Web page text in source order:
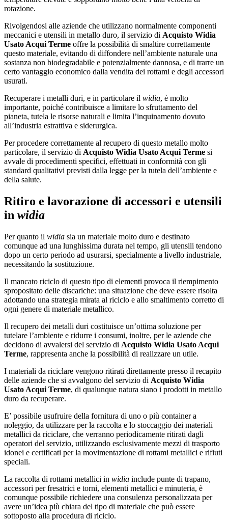
rotazione.
Rivolgendosi alle aziende che utilizzano normalmente componenti
meccanici e utensili in metallo duro, il servizio di Acquisto Widia
Usato Acqui Terme offre la possibilità di smaltire correttamente
questo materiale, evitando di diffondere nell’ambiente naturale una
sostanza non biodegradabile e potenzialmente dannosa, e di trarre un
certo vantaggio economico dalla vendita dei rottami e degli accessori
usurati.
Recuperare i metalli duri, e in particolare il widia, è molto
importante, poiché contribuisce a limitare lo sfruttamento del
pianeta, tutela le risorse naturali e limita l’inquinamento dovuto
all’industria estrattiva e siderurgica.
Per procedere correttamente al recupero di questo metallo molto
particolare, il servizio di Acquisto Widia Usato Acqui Terme si
avvale di procedimenti specifici, effettuati in conformità con gli
standard qualitativi previsti dalla legge per la tutela dell’ambiente e
della salute.
Ritiro e lavorazione di accessori e utensili
in widia
Per quanto il widia sia un materiale molto duro e destinato
comunque ad una lunghissima durata nel tempo, gli utensili tendono
dopo un certo periodo ad usurarsi, specialmente a livello industriale,
necessitando la sostituzione.
Il mancato riciclo di questo tipo di elementi provoca il riempimento
spropositato delle discariche: una situazione che deve essere risolta
adottando una strategia mirata al riciclo e allo smaltimento corretto di
ogni genere di materiale metallico.
Il recupero dei metalli duri costituisce un’ottima soluzione per
tutelare l’ambiente e ridurre i consumi, inoltre, per le aziende che
decidono di avvalersi del servizio di Acquisto Widia Usato Acqui
Terme, rappresenta anche la possibilità di realizzare un utile.
I materiali da riciclare vengono ritirati direttamente presso il recapito
delle aziende che si avvalgono del servizio di Acquisto Widia
Usato Acqui Terme, di qualunque natura siano i prodotti in metallo
duro da recuperare.
E’ possibile usufruire della fornitura di uno o più container a
noleggio, da utilizzare per la raccolta e lo stoccaggio dei materiali
metallici da riciclare, che verranno periodicamente ritirati dagli
operatori del servizio, utilizzando esclusivamente mezzi di trasporto
idonei e certificati per la movimentazione di rottami metallici e rifiuti
speciali.
La raccolta di rottami metallici in widia include punte di trapano,
accessori per fresatrici e torni, elementi metallici e minuteria, è
comunque possibile richiedere una consulenza personalizzata per
avere un’idea più chiara del tipo di materiale che può essere
sottoposto alla procedura di riciclo.